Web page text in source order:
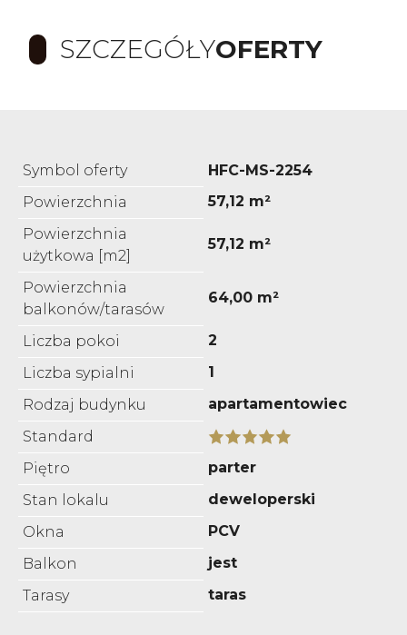
SZCZEGÓŁYOFERTY
Symbol oferty
HFC-MS-2254
Powierzchnia
57,12 m²
Powierzchnia
użytkowa [m2]
57,12 m²
Powierzchnia
balkonów/tarasów
64,00 m²
Liczba pokoi
2
Liczba sypialni
1
Rodzaj budynku
apartamentowiec
Standard
Piętro
parter
Stan lokalu
deweloperski
Okna
PCV
Balkon
jest
Tarasy
taras